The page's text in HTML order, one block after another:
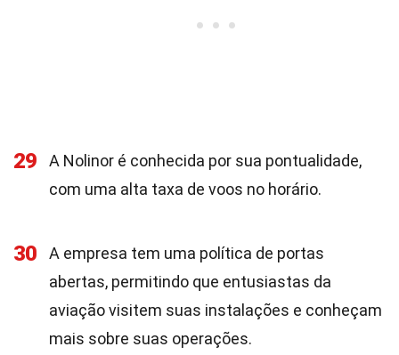
29
A Nolinor é conhecida por sua pontualidade,
com uma alta taxa de voos no horário.
30
A empresa tem uma política de portas
abertas, permitindo que entusiastas da
aviação visitem suas instalações e conheçam
mais sobre suas operações.